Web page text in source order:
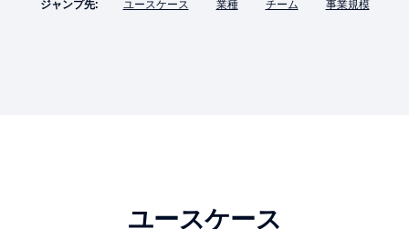
ジャンプ先: ユースケース 業種 チーム 事業規模
ユースケース